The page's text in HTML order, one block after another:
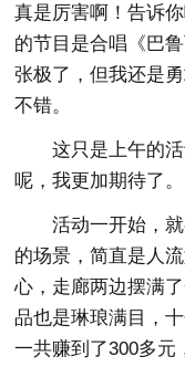
真是厉害啊！告诉
的节目是合唱《巴
张极了，但我还是
不错。
这只是上午的
呢，我更加期待了。
活动一开始，
的场景，简直是人
心，走廊两边摆满
品也是琳琅满目，
一共赚到了300多元